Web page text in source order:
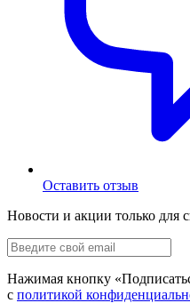
Оставить отзыв
Новости и акции только для
Нажимая кнопку «
с политикой